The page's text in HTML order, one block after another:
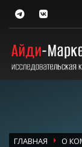
ГЛАВНАЯ О